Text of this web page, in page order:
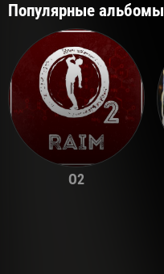
Популярные альбомы
O2